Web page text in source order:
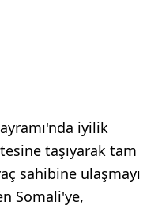
iyilik
taşıyarak tam
sahibine ulaşmayı
Somali'ye,